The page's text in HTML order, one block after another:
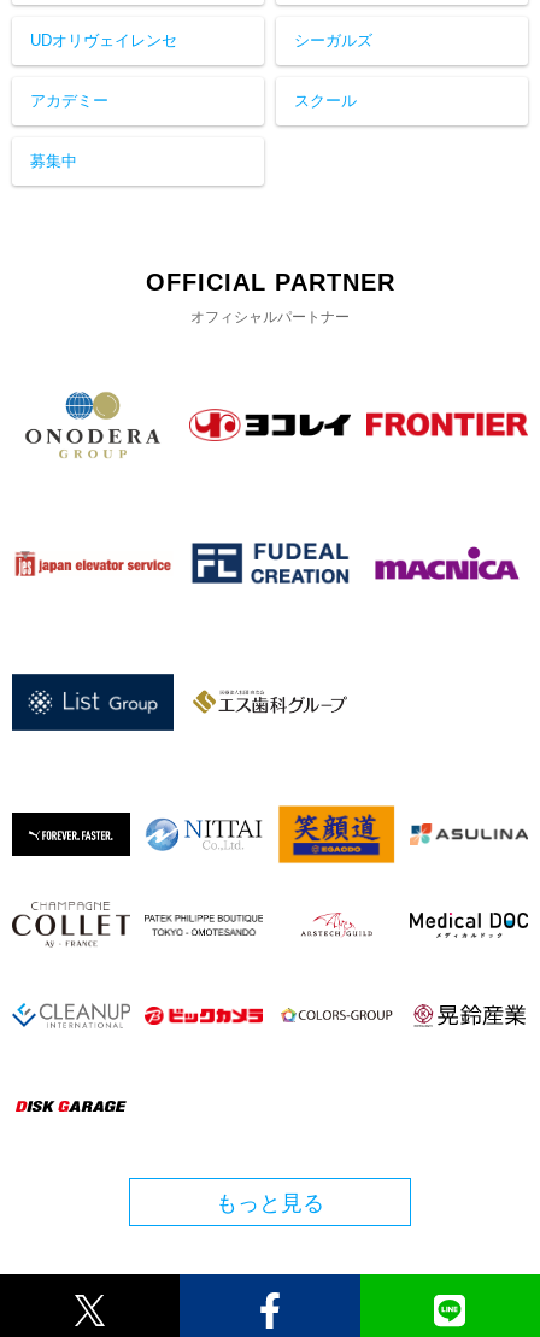
UDオリヴェイレンセ シーガルズ
アカデミー スクール
募集中
OFFICIAL PARTNER
オフィシャルパートナー
もっと見る